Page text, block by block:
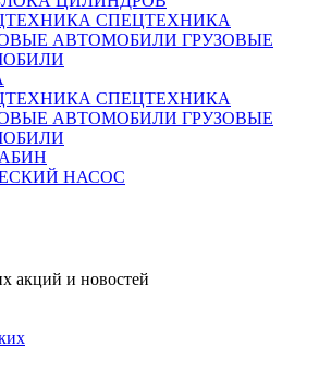
СПЕЦТЕХНИКА
ГРУЗОВЫЕ
СПЕЦТЕХНИКА
ГРУЗОВЫЕ
НАСОС
акций и новостей